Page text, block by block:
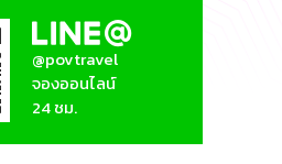
@povtravel
จองออนไลน์
24 ชม.